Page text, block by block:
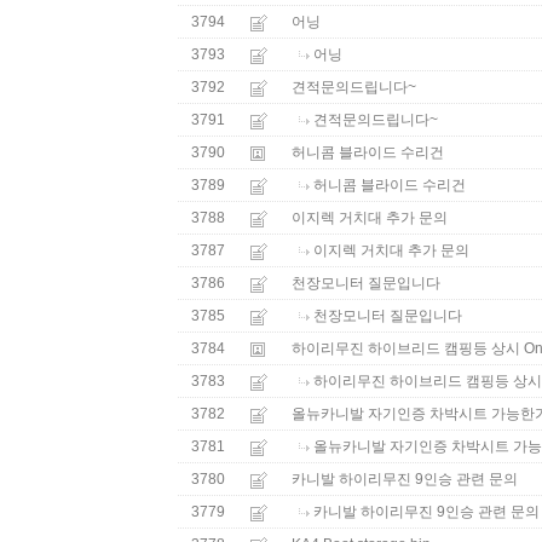
3794
어닝
3793
어닝
3792
견적문의드립니다~
3791
견적문의드립니다~
3790
허니콤 블라이드 수리건
3789
허니콤 블라이드 수리건
3788
이지렉 거치대 추가 문의
3787
이지렉 거치대 추가 문의
3786
천장모니터 질문입니다
3785
천장모니터 질문입니다
3784
하이리무진 하이브리드 캠핑등 상시
3783
하이리무진 하이브리드 캠핑등 상
3782
올뉴카니발 자기인증 차박시트 가능한
3781
올뉴카니발 자기인증 차박시트 가
3780
카니발 하이리무진 9인승 관련 문의
3779
카니발 하이리무진 9인승 관련 문의